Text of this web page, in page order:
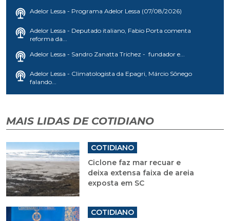
Adelor Lessa - Programa Adelor Lessa (07/08/2026)
Adelor Lessa - Deputado italiano, Fabio Porta comenta
reforma da...
Adelor Lessa - Sandro Zanatta Trichez - fundador e...
Adelor Lessa - Climatologista da Epagri, Márcio Sônego
falando...
MAIS LIDAS DE COTIDIANO
COTIDIANO
Ciclone faz mar recuar e
deixa extensa faixa de areia
exposta em SC
COTIDIANO